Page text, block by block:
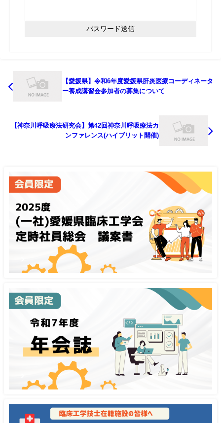
【愛媛県】令和6年度愛媛県肝炎医療コーディネータ
ー養成講習会参加者の募集について
【神奈川呼吸療法研究会】第42回神奈川呼吸療法カ
ンファレンス(ハイブリット開催)